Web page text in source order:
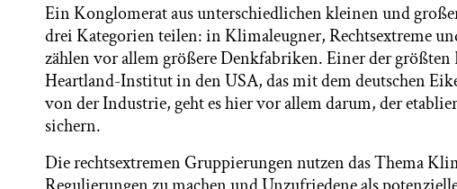
Ein Konglomerat aus unterschiedlichen kleinen und
drei Kategorien teilen: in Klimaleugner, Rechtsextreme
zählen vor allem größere Denkfabriken. Einer der
Heartland-Institut in den USA, das mit dem deutschen
von der Industrie, geht es hier vor allem darum, der
sichern.
Die rechtsextremen Gruppierungen nutzen das Thema